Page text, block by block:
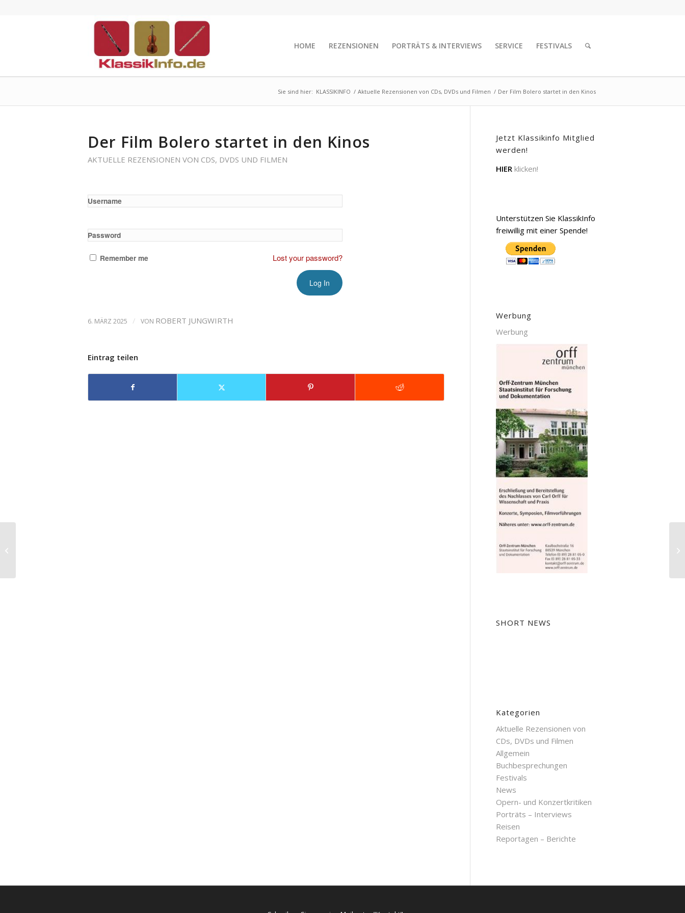
HOME REZENSIONEN PORTRÄTS & INTERVIEWS SERVICE FESTIVALS
Sie sind hier: KLASSIKINFO / Aktuelle Rezensionen von CDs, DVDs und Filmen / Der Film Bolero startet in den Kinos
Der Film Bolero startet in den Kinos
AKTUELLE REZENSIONEN VON CDS, DVDS UND FILMEN
Username
Password
Remember me Lost your password?
6. MÄRZ 2025 / VON ROBERT JUNGWIRTH
Eintrag teilen
Jetzt Klassikinfo Mitglied
werden!
HIER klicken!
Unterstützen Sie KlassikInfo
freiwillig mit einer Spende!
Werbung
Werbung
SHORT NEWS
Kategorien
Aktuelle Rezensionen von
CDs, DVDs und Filmen
Allgemein
Buchbesprechungen
Festivals
News
Opern- und Konzertkritiken
Porträts – Interviews
Reisen
Reportagen – Berichte